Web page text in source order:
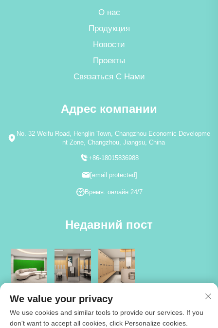
О нас
Продукция
Новости
Проекты
Связаться С Нами
Адрес компании
No. 32 Weifu Road, Henglin Town, Changzhou Economic Developme
nt Zone, Changzhou, Jiangsu, China
+86-18015836988
[email protected]
Время: онлайн 24/7
Недавний пост
We value your privacy
We use cookies and similar tools to provide our services. If you
don't want to accept all cookies, click Personalize cookies.